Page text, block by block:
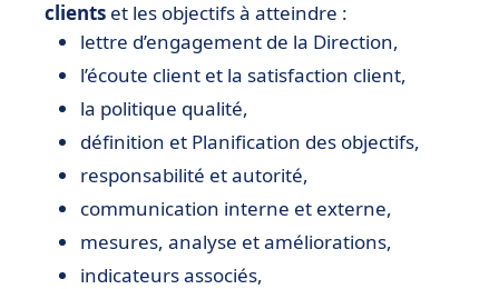
clients et les objectifs à atteindre :
lettre d’engagement de la Direction,
l’écoute client et la satisfaction client,
la politique qualité,
définition et Planification des objectifs,
responsabilité et autorité,
communication interne et externe,
mesures, analyse et améliorations,
indicateurs associés,